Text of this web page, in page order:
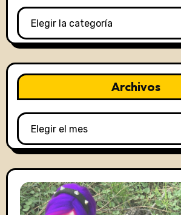
Categorías
Archivos
Archivos